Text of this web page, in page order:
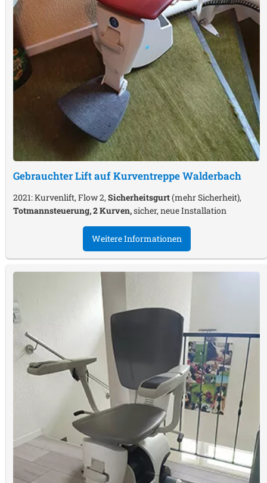
Gebrauchter Lift auf KurventreppeWalderbach
2021: Kurvenlift, Flow 2, Sicherheitsgurt(mehr Sicherheit),
Totmannsteuerung, 2 Kurven,sicher, neue Installation
Weitere Informationen